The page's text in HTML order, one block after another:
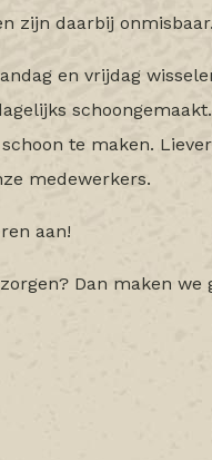
zijn daarbij onmisbaar.
en vrijdag
te maken.
medewerkers.
aan!
Dan maken we